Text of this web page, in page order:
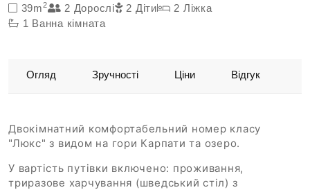
39m2 2 Дорослі 2 Діти
2 Ліжка
1 Ванна кімната
Огляд Зручності Ціни Відгук
Двокімнатний комфортабельний номер класу
"Люкс" з видом на гори Карпати та озеро.
У вартість путівки включено: проживання,
триразове харчування (шведський стіл) з